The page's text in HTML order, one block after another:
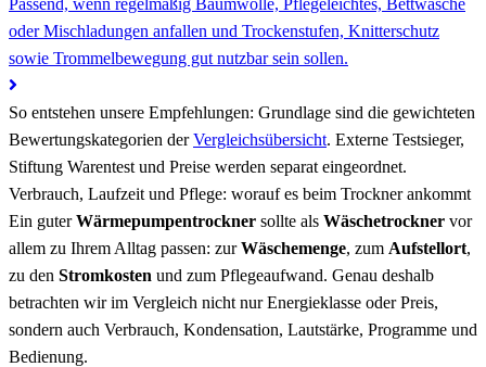
Passend, wenn regelmäßig Baumwolle, Pflegeleichtes, Bettwäsche
oder Mischladungen anfallen und Trockenstufen, Knitterschutz
sowie Trommelbewegung gut nutzbar sein sollen.
So entstehen unsere Empfehlungen: Grundlage sind die gewichteten
Bewertungskategorien derVergleichsübersicht. Externe Testsieger,
Stiftung Warentest und Preise werden separat eingeordnet.
Verbrauch, Laufzeit und Pflege: worauf es beim Trockner ankommt
Ein guterWärmepumpentrockner sollte als Wäschetrockner vor
allem zu Ihrem Alltag passen: zurWäschemenge, zum Aufstellort,
zu den Stromkosten und zum Pflegeaufwand. Genau deshalb
betrachten wir im Vergleich nicht nur Energieklasse oder Preis,
sondern auch Verbrauch, Kondensation, Lautstärke, Programme und
Bedienung.